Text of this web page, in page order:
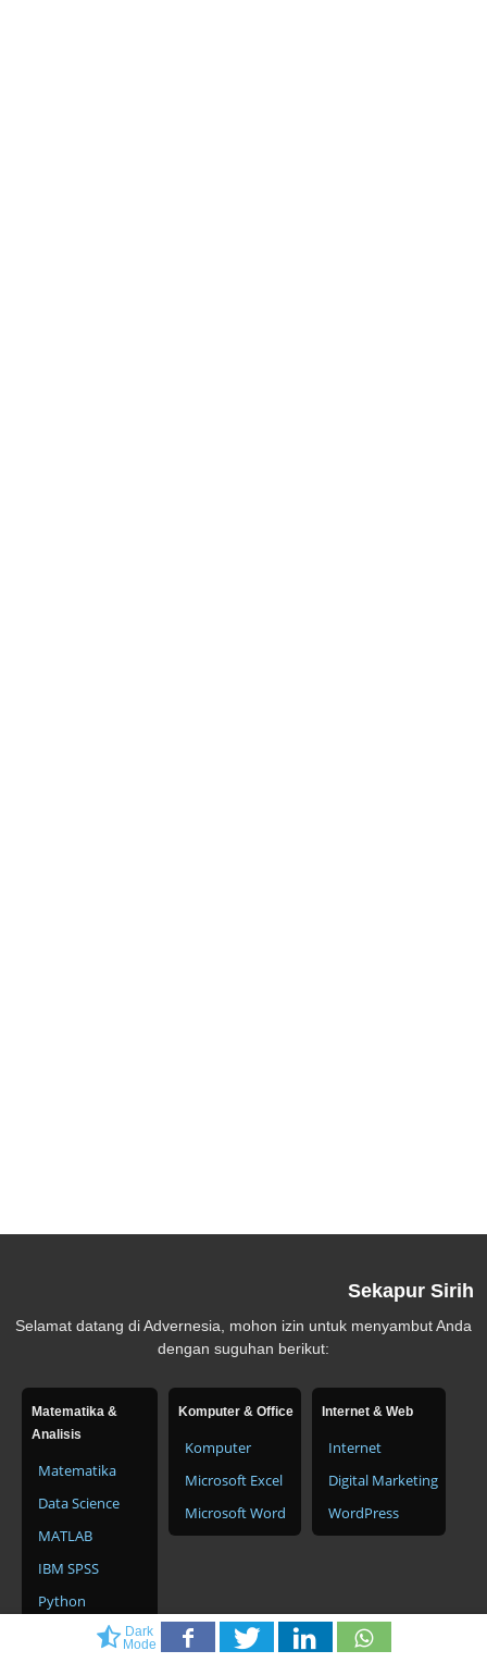
Sekapur Sirih
Selamat datang di Advernesia, mohon izin untuk menyambut Anda
dengan suguhan berikut:
Matematika &
Analisis
Matematika
Data Science
MATLAB
IBM SPSS
Python
Komputer & Office
Komputer
Microsoft Excel
Microsoft Word
Internet & Web
Internet
Digital Marketing
WordPress
Dark
Mode